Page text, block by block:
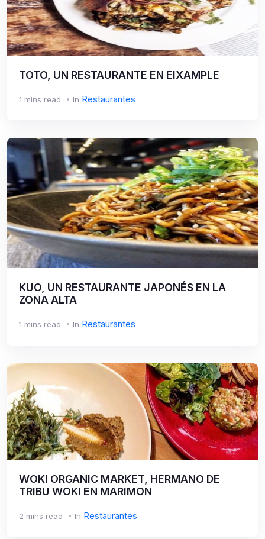
TOTO, UN RESTAURANTE EN EIXAMPLE
1 mins read In Restaurantes
KUO, UN RESTAURANTE JAPONÉS EN LA
ZONA ALTA
1 mins read In Restaurantes
WOKI ORGANIC MARKET, HERMANO DE
TRIBU WOKI EN MARIMON
2 mins read In Restaurantes